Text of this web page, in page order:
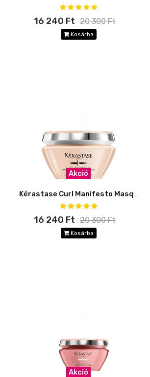
16 240 Ft 20 300 Ft
Kosárba
Akció
Kérastase Curl Manifesto Masque Beurre Haute Nutrition
16 240 Ft 20 300 Ft
Kosárba
Akció